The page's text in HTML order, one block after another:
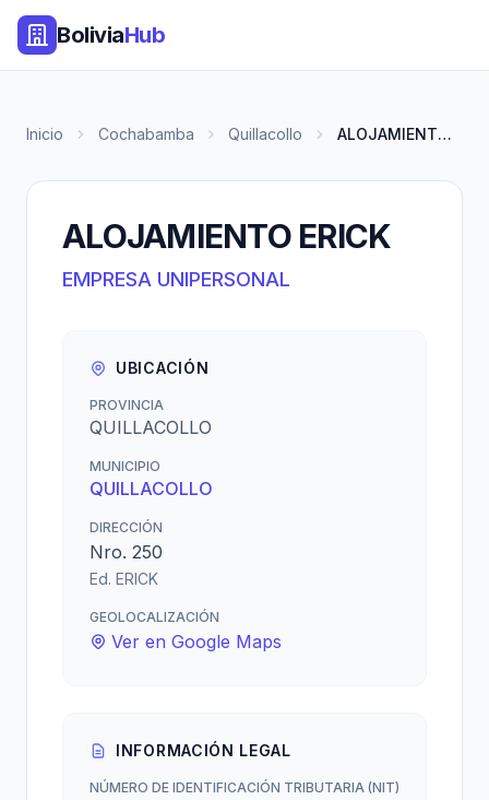
BoliviaHub
Inicio Cochabamba Quillacollo ALOJAMIENTO ERICK
ALOJAMIENTO ERICK
EMPRESA UNIPERSONAL
UBICACIÓN
PROVINCIA
QUILLACOLLO
MUNICIPIO
QUILLACOLLO
DIRECCIÓN
Nro. 250
Ed. ERICK
GEOLOCALIZACIÓN
Ver en Google Maps
INFORMACIÓN LEGAL
NÚMERO DE IDENTIFICACIÓN TRIBUTARIA (NIT)